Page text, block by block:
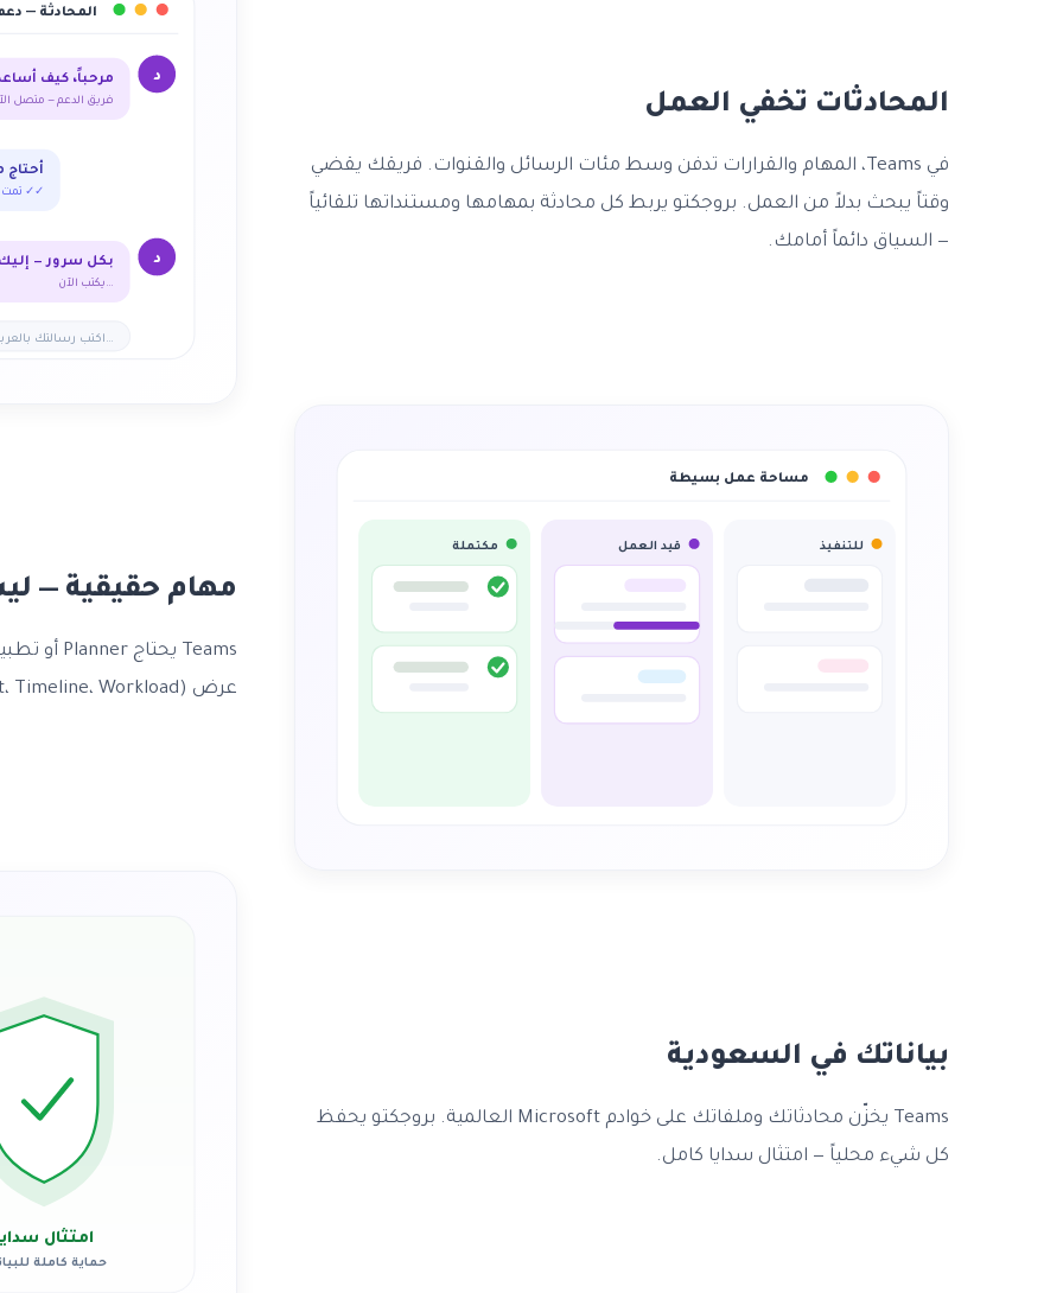
المحادثات تخفي العمل
في Teams، المهام والقرارات تدفن وسط مئات الرسائل والقنوات. فريقك يقضي
وقتاً يبحث بدلاً من العمل. بروجكتو يربط كل محادثة بمهامها ومستنداتها تلقائياً
— السياق دائماً أمامك.
المحادثة —
د مرحباً، كيف
فريق الدعم — متصل
تمت القراءة ✓✓
د بكل سرور —
يكتب الآن…
اكتب رسالتك بالعربية…
مهام حقيقية —
عرض (Kanban، Gantt، Timeline، Workload) — كل شيء مدمج بدون إضافات.
مساحة عمل بسيطة
للتنفيذ قيد العمل مكتملة
بياناتك في السعودية
Teams يخزّن محادثاتك وملفاتك على خوادم Microsoft العالمية. بروجكتو يحفظ
كل شيء محلياً — امتثال سدايا كامل.
امتثال
حماية كاملة